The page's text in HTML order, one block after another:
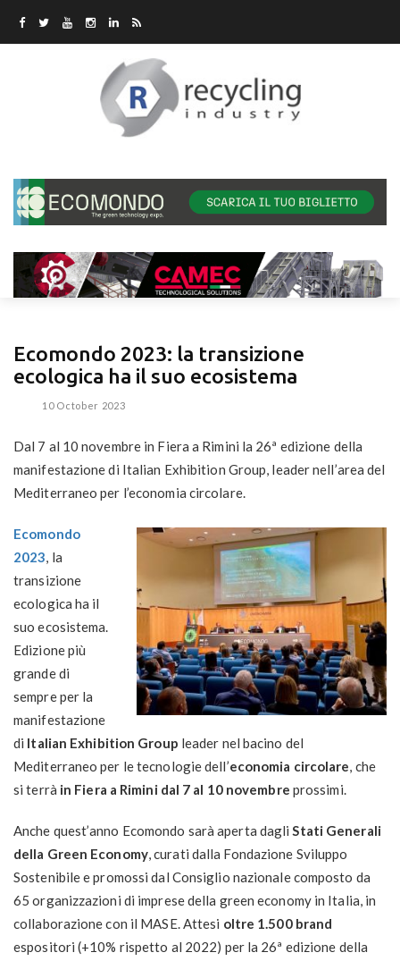
Ecomondo 2023: la transizione
ecologica ha il suo ecosistema
10 October 2023
Dal 7 al 10 novembre in Fiera a Rimini la 26ª edizione della
manifestazione di Italian Exhibition Group, leader nell’area del
Mediterraneo per l’economia circolare.
Ecomondo
2023, la
transizione
ecologica ha il
suo ecosistema.
Edizione più
grande di
sempre per la
manifestazione
di Italian Exhibition Group leader nel bacino del
Mediterraneo per le tecnologie dell’economia circolare, che
si terrà in Fiera a Rimini dal 7 al 10 novembre prossimi.
Anche quest’anno Ecomondo sarà aperta dagliStati Generali
della Green Economy, curati dalla Fondazione Sviluppo
Sostenibile e promossi dal Consiglio nazionale composto da
65 organizzazioni di imprese della green economy in Italia, in
collaborazione con il MASE. Attesi oltre 1.500 brand
espositori (+10% rispetto al 2022) per la 26ª edizione della